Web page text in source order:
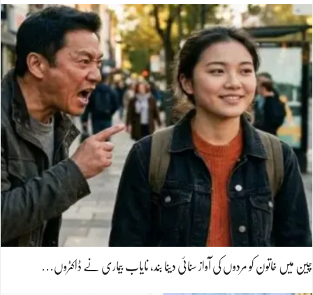
چین میں خاتون کو مردوں کی آواز سنائی دینا بند، نایاب بیماری نے ڈاکٹروں…